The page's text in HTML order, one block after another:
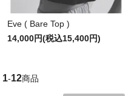
Eve ( Bare Top )
14,000円(税込15,400円)
1-12商品